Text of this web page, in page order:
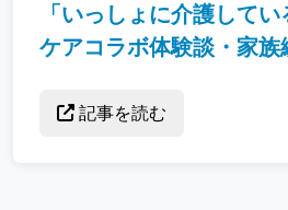
「いっしょに介護してい
ケアコラボ体験談・家族
記事を読む